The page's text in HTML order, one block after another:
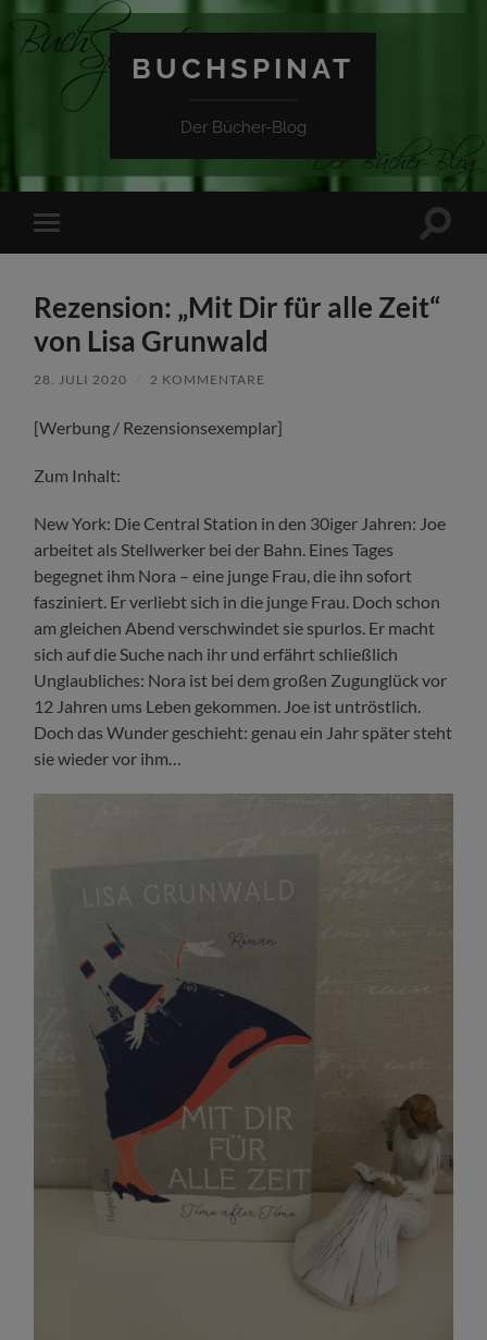
BUCHSPINAT
Der Bücher-Blog
Mobile-
Menü
Rezension: „Mit Dir für alle Zeit“
von Lisa Grunwald
28. JULI 2020 2 KOMMENTARE
[Werbung / Rezensionsexemplar]
Zum Inhalt:
New York: Die Central Station in den 30iger Jahren: Joe
arbeitet als Stellwerker bei der Bahn. Eines Tages
begegnet ihm Nora – eine junge Frau, die ihn sofort
fasziniert. Er verliebt sich in die junge Frau. Doch schon
am gleichen Abend verschwindet sie spurlos. Er macht
sich auf die Suche nach ihr und erfährt schließlich
Unglaubliches: Nora ist bei dem großen Zugunglück vor
12 Jahren ums Leben gekommen. Joe ist untröstlich.
Doch das Wunder geschieht: genau ein Jahr später steht
sie wieder vor ihm…